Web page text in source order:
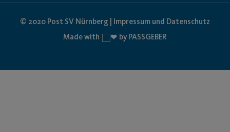
© 2020 Post SV Nürnberg | Impressum und Datenschutz
Made with
by PASSGEBER